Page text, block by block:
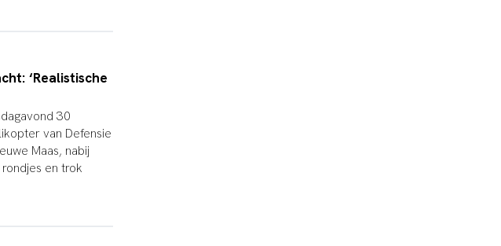
‘Realistische
30
van Defensie
Maas, nabij
en trok